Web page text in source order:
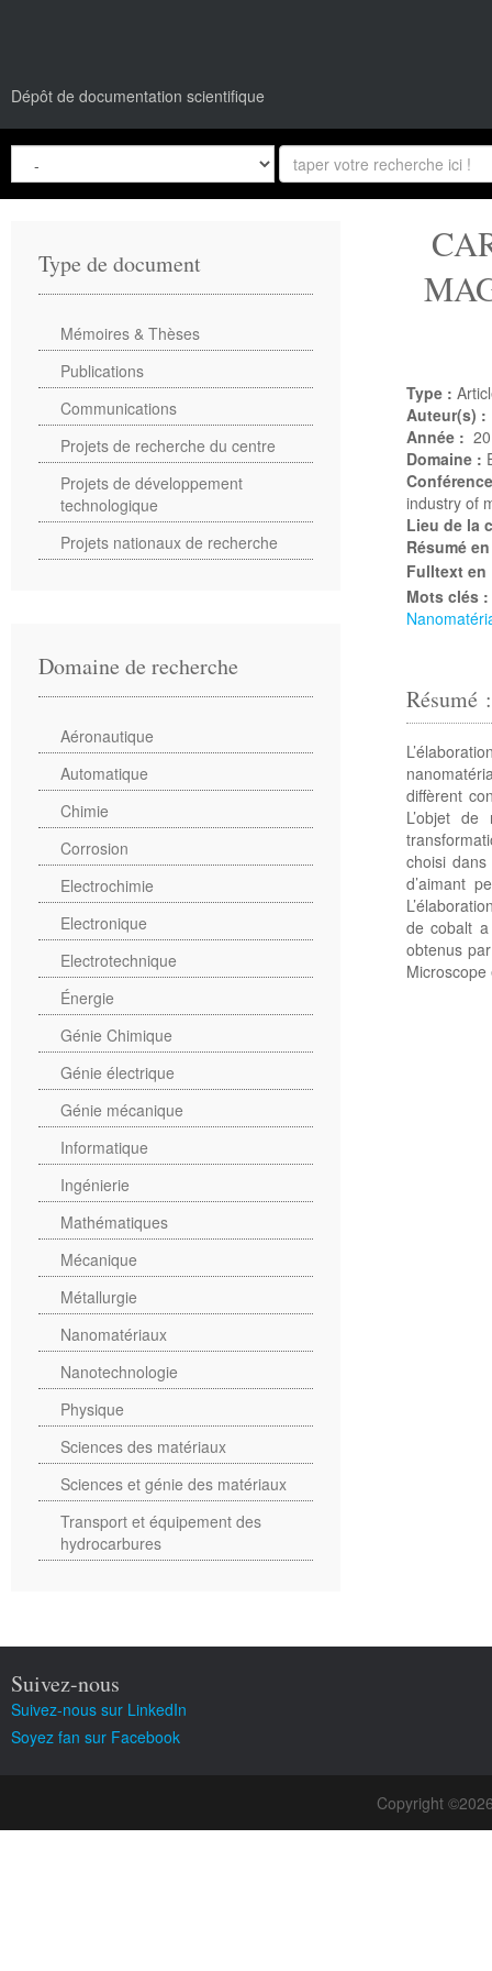
Dépôt de documentation scientifique
Type :
Auteur(s) :
Année :
Domaine :
industry of
Lieu de la
Résumé
Fulltext en
Mots clés :
diffèrent
L’objet
choisi
d’aimant
de cobalt
obtenus
Type de document
Mémoires & Thèses
Publications
Communications
Projets de recherche du centre
Projets de développement
technologique
Projets nationaux de recherche
Domaine de recherche
Aéronautique
Automatique
Chimie
Corrosion
Electrochimie
Electronique
Electrotechnique
Énergie
Génie Chimique
Génie électrique
Génie mécanique
Informatique
Ingénierie
Mathématiques
Mécanique
Métallurgie
Nanomatériaux
Nanotechnologie
Physique
Sciences des matériaux
Sciences et génie des matériaux
Transport et équipement des
hydrocarbures
Suivez-nous
Suivez-nous sur LinkedIn
Soyez fan sur Facebook
Copyright